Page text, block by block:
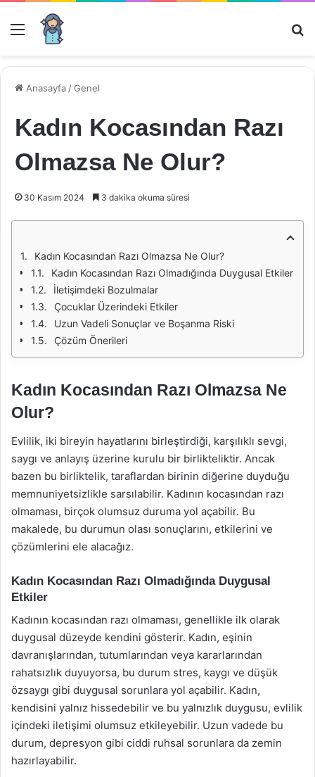
Menü
Anasayfa /Genel
Kadın Kocasından Razı
Olmazsa Ne Olur?
30 Kasım 2024 3 dakika okuma süresi
Kadın Kocasından Razı Olmazsa Ne Olur?
Kadın Kocasından Razı Olmadığında Duygusal Etkiler
İletişimdeki Bozulmalar
Çocuklar Üzerindeki Etkiler
Uzun Vadeli Sonuçlar ve Boşanma Riski
Çözüm Önerileri
Kadın Kocasından Razı Olmazsa Ne
Olur?
Evlilik, iki bireyin hayatlarını birleştirdiği, karşılıklı sevgi,
saygı ve anlayış üzerine kurulu bir birlikteliktir. Ancak
bazen bu birliktelik, taraflardan birinin diğerine duyduğu
memnuniyetsizlikle sarsılabilir. Kadının kocasından razı
olmaması, birçok olumsuz duruma yol açabilir. Bu
makalede, bu durumun olası sonuçlarını, etkilerini ve
çözümlerini ele alacağız.
Kadın Kocasından Razı Olmadığında Duygusal
Etkiler
Kadının kocasından razı olmaması, genellikle ilk olarak
duygusal düzeyde kendini gösterir. Kadın, eşinin
davranışlarından, tutumlarından veya kararlarından
rahatsızlık duyuyorsa, bu durum stres, kaygı ve düşük
özsaygı gibi duygusal sorunlara yol açabilir. Kadın,
kendisini yalnız hissedebilir ve bu yalnızlık duygusu, evlilik
içindeki iletişimi olumsuz etkileyebilir. Uzun vadede bu
durum, depresyon gibi ciddi ruhsal sorunlara da zemin
hazırlayabilir.